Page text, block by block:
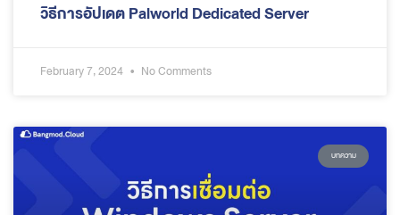
วิธีการอัปเดต Palworld Dedicated Server
February 7, 2024 No Comments
บทความ